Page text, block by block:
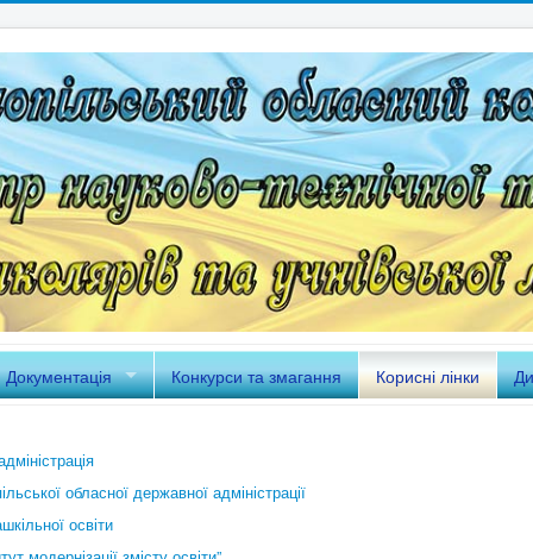
Документація Конкурси та змагання Корисні лінки
обласної державної адміністрації
освіти